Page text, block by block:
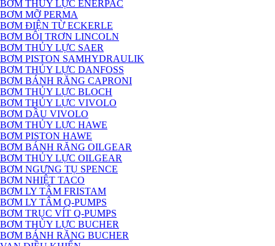
BƠM THỦY LỰC ENERPAC
BƠM MỠ PERMA
BƠM ĐIỆN TỪ ECKERLE
BƠM BÔI TRƠN LINCOLN
BƠM THỦY LỰC SAER
BƠM PISTON SAMHYDRAULIK
BƠM THỦY LỰC DANFOSS
BƠM BÁNH RĂNG CAPRONI
BƠM THỦY LỰC BLOCH
BƠM THỦY LỰC VIVOLO
BƠM DẦU VIVOLO
BƠM THỦY LỰC HAWE
BƠM PISTON HAWE
BƠM BÁNH RĂNG OILGEAR
BƠM THỦY LỰC OILGEAR
BƠM NGƯNG TỤ SPENCE
BƠM NHIỆT TACO
BƠM LY TÂM FRISTAM
BƠM LY TÂM Q-PUMPS
BƠM TRỤC VÍT Q-PUMPS
BƠM THỦY LỰC BUCHER
BƠM BÁNH RĂNG BUCHER